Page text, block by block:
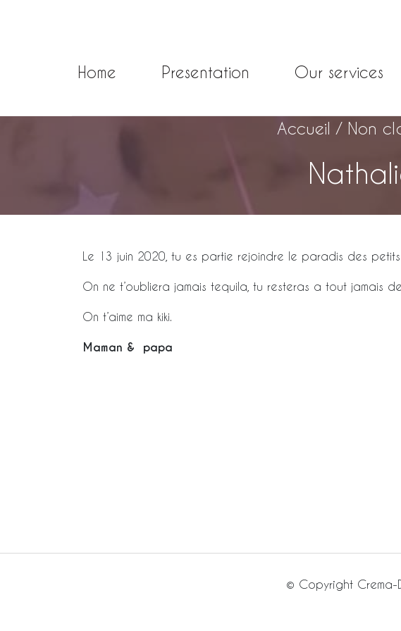
Home Presentation Our services
Accueil / Non
Le 13 juin 2020, tu es partie rejoindre le paradis des
On ne t’oubliera jamais tequila, tu resteras a tout jamais
On t’aime ma kiki.
Maman & papa
© Copyright Crema-